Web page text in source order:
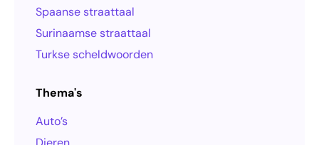
Spaanse straattaal
Surinaamse straattaal
Turkse scheldwoorden
Thema's
Auto’s